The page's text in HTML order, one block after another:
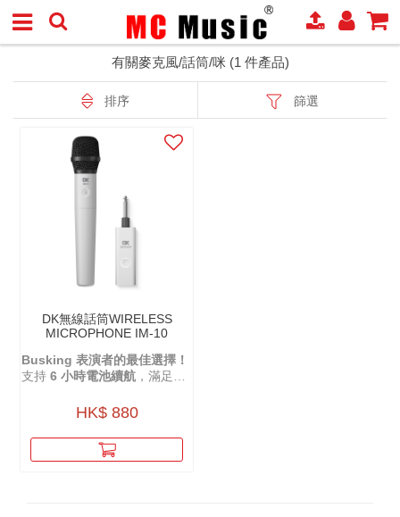
有關麥克風/話筒/咪 (1 件產品)
排序 篩選
DK無線話筒WIRELESS
MICROPHONE IM-10
Busking 表演者的最佳選擇！
支持 6 小時電池續航 ，滿足一
HK$ 880